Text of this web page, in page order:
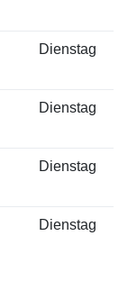
Dienstag
Dienstag
Dienstag
Dienstag